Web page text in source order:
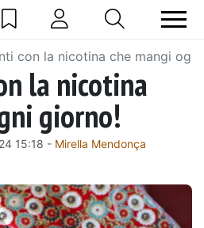
con la nicotina che mangi
la nicotina
giorno!
15:18 - Mirella Mendonça